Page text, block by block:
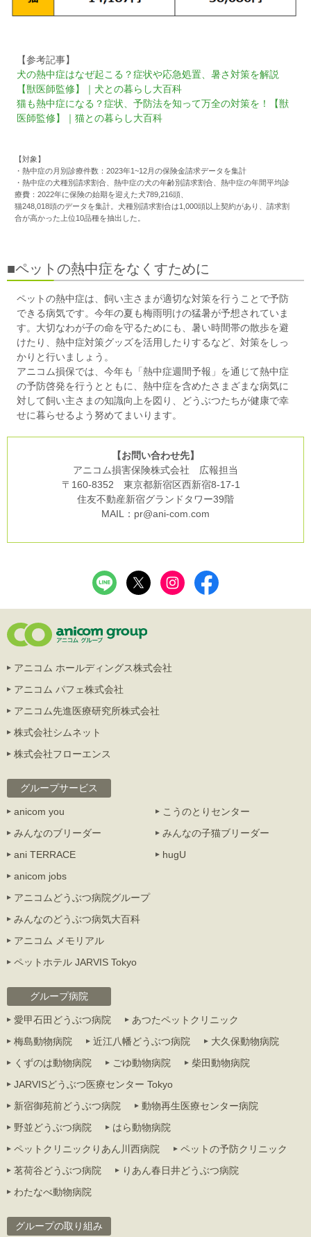
【参考記事】
犬の熱中症はなぜ起こる？症状や応急処置、暑さ対策を解説
【獣医師監修】｜犬との暮らし大百科
猫も熱中症になる？症状、予防法を知って万全の対策を！【獣
医師監修】｜猫との暮らし大百科
【対象】
・熱中症の月別診療件数：2023年1~12月の保険金請求データを集計
・熱中症の犬種別請求割合、熱中症の犬の年齢別請求割合、熱中症の年間平均診
療費：2022年に保険の始期を迎えた犬789,216頭、
猫248,018頭のデータを集計。犬種別請求割合は1,000頭以上契約があり、請求割
合が高かった上位10品種を抽出した。
■ペットの熱中症をなくすために
ペットの熱中症は、飼い主さまが適切な対策を行うことで予防
できる病気です。今年の夏も梅雨明けの猛暑が予想されていま
す。大切なわが子の命を守るためにも、暑い時間帯の散歩を避
けたり、熱中症対策グッズを活用したりするなど、対策をしっ
かりと行いましょう。
アニコム損保では、今年も「熱中症週間予報」を通じて熱中症
の予防啓発を行うとともに、熱中症を含めたさまざまな病気に
対して飼い主さまの知識向上を図り、どうぶつたちが健康で幸
せに暮らせるよう努めてまいります。
【お問い合わせ先】
アニコム損害保険株式会社 広報担当
〒160-8352 東京都新宿区西新宿8-17-1
住友不動産新宿グランドタワー39階
MAIL：pr@ani-com.com
アニコム ホールディングス株式会社
アニコム パフェ株式会社
アニコム先進医療研究所株式会社
株式会社シムネット
株式会社フローエンス
グループサービス
anicom you
こうのとりセンター
みんなのブリーダー
みんなの子猫ブリーダー
ani TERRACE
hugU
anicom jobs
アニコムどうぶつ病院グループ
みんなのどうぶつ病気大百科
アニコム メモリアル
ペットホテル JARVIS Tokyo
グループ病院
愛甲石田どうぶつ病院
あつたペットクリニック
梅島動物病院
近江八幡どうぶつ病院
大久保動物病院
くずのは動物病院
ごゆ動物病院
柴田動物病院
JARVISどうぶつ医療センター Tokyo
新宿御苑前どうぶつ病院
動物再生医療センター病院
野並どうぶつ病院
はら動物病院
ペットクリニックりあん川西病院
ペットの予防クリニック
茗荷谷どうぶつ病院
りあん春日井どうぶつ病院
わたなべ動物病院
グループの取り組み